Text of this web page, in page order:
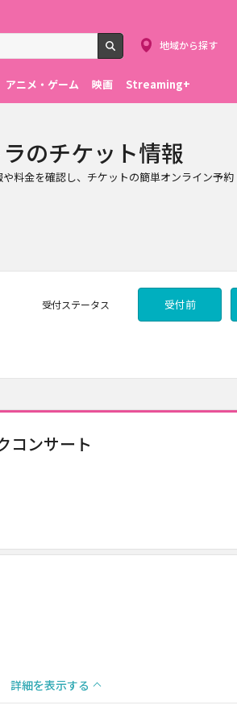
検索
地域から探す
アニメ・ゲーム 映画 Streaming+
のチケット情報
料金を確認し、チケットの簡単オンライン予
受付ステータス 受付前
コンサート
詳細を表示する